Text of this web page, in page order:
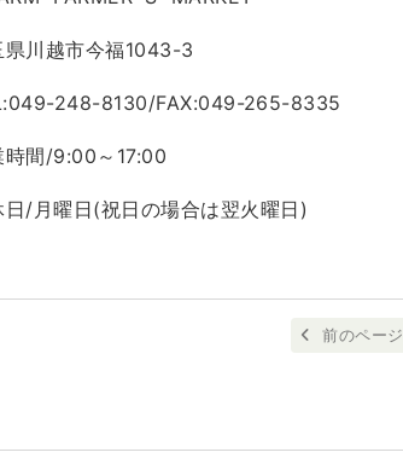
県川越市今福1043-3
248-8130/FAX:049-265-8335
時間/9:00～17:00
日/月曜日(祝日の場合は翌火曜日)
前のページ